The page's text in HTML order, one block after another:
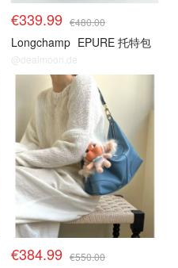
€339.99 €480.00
Longchamp EPURE 托特包
@dealmoon.de
€384.99 €550.00